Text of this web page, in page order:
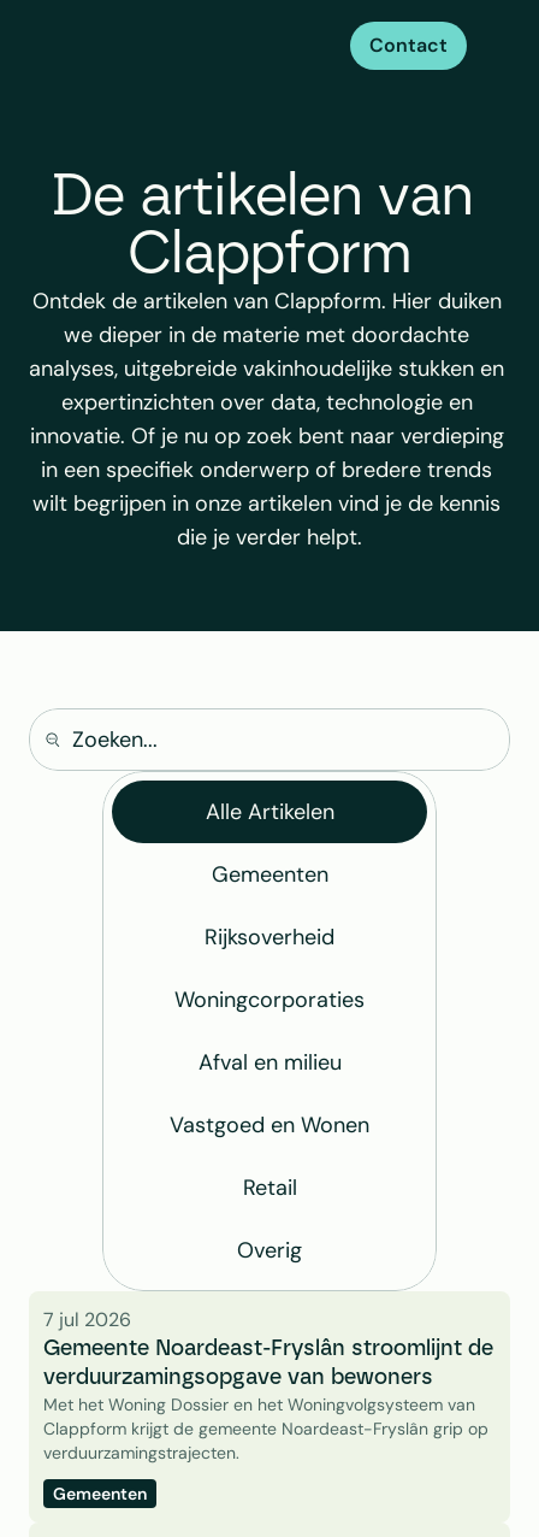
Contact
De artikelen van
Clappform
Ontdek de artikelen van Clappform. Hier duiken
we dieper in de materie met doordachte
analyses, uitgebreide vakinhoudelijke stukken en
expertinzichten over data, technologie en
innovatie. Of je nu op zoek bent naar verdieping
in een specifiek onderwerp of bredere trends
wilt begrijpen in onze artikelen vind je de kennis
die je verder helpt.
Alle Artikelen
Gemeenten
Rijksoverheid
Woningcorporaties
Afval en milieu
Vastgoed en Wonen
Retail
Overig
7 jul 2026
Gemeente Noardeast-Fryslân stroomlijnt de
verduurzamingsopgave van bewoners
Met het Woning Dossier en het Woningvolgsysteem van
Clappform krijgt de gemeente Noardeast-Fryslân grip op
verduurzamingstrajecten.
Gemeenten